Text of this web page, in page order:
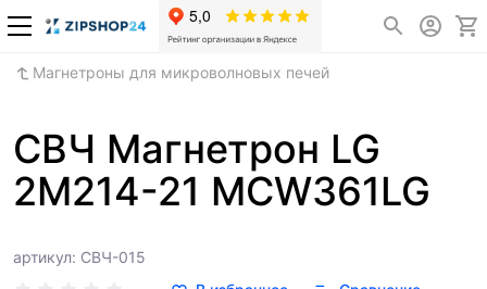
Магнетроны для микроволновых печей
СВЧ Магнетрон LG
2М214-21 MCW361LG
артикул: СВЧ-015